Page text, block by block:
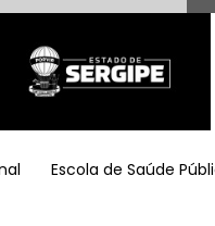
Escola de Saúde